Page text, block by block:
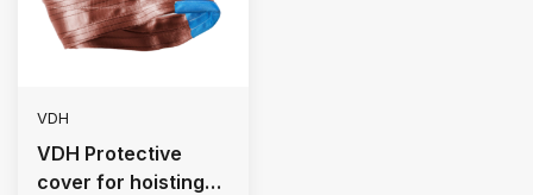
VDH
VDH Protective
cover for hoisting